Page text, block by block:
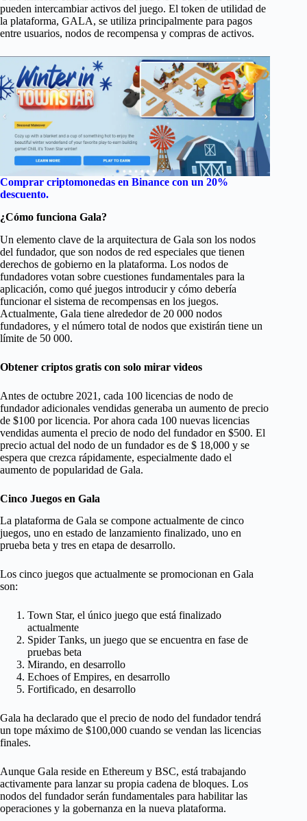
pueden intercambiar activos del juego. El token de utilidad de
la plataforma, GALA, se utiliza principalmente para pagos
entre usuarios, nodos de recompensa y compras de activos.
Comprar criptomonedas en Binance con un 20%
descuento.
¿Cómo funciona Gala?
Un elemento clave de la arquitectura de Gala son los nodos
del fundador, que son nodos de red especiales que tienen
derechos de gobierno en la plataforma. Los nodos de
fundadores votan sobre cuestiones fundamentales para la
aplicación, como qué juegos introducir y cómo debería
funcionar el sistema de recompensas en los juegos.
Actualmente, Gala tiene alrededor de 20 000 nodos
fundadores, y el número total de nodos que existirán tiene un
límite de 50 000.
Obtener criptos gratis con solo mirar videos
Antes de octubre 2021, cada 100 licencias de nodo de
fundador adicionales vendidas generaba un aumento de precio
de $100 por licencia. Por ahora cada 100 nuevas licencias
vendidas aumenta el precio de nodo del fundador en $500. El
precio actual del nodo de un fundador es de $ 18,000 y se
espera que crezca rápidamente, especialmente dado el
aumento de popularidad de Gala.
Cinco Juegos en Gala
La plataforma de Gala se compone actualmente de cinco
juegos, uno en estado de lanzamiento finalizado, uno en
prueba beta y tres en etapa de desarrollo.
Los cinco juegos que actualmente se promocionan en Gala
son:
Town Star, el único juego que está finalizado
actualmente
Spider Tanks, un juego que se encuentra en fase de
pruebas beta
Mirando, en desarrollo
Echoes of Empires, en desarrollo
Fortificado, en desarrollo
Gala ha declarado que el precio de nodo del fundador tendrá
un tope máximo de $100,000 cuando se vendan las licencias
finales.
Aunque Gala reside en Ethereum y BSC, está trabajando
activamente para lanzar su propia cadena de bloques. Los
nodos del fundador serán fundamentales para habilitar las
operaciones y la gobernanza en la nueva plataforma.